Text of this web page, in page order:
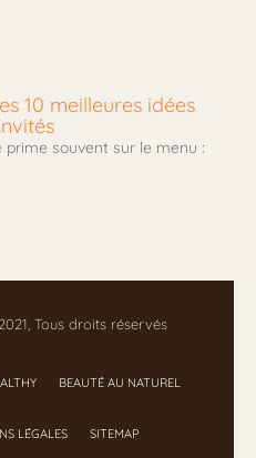
10 meilleures idées
prime souvent sur le menu :
Tous droits réservés
BEAUTÉ AU NATUREL
LÉGALES SITEMAP